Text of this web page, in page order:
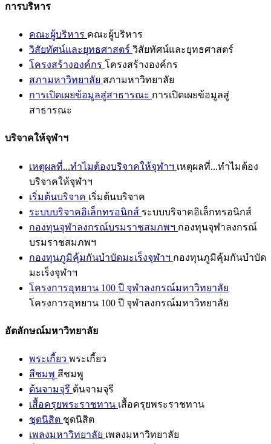
การบริหาร
คณะผู้บริหาร คณะผู้บริหาร
วิสัยทัศน์และยุทธศาสตร์ วิสัยทัศน์และยุทธศาสตร์
โครงสร้างองค์กร โครงสร้างองค์กร
สภามหาวิทยาลัย สภามหาวิทยาลัย
การเปิดเผยข้อมูลสู่สาธารณะ การเปิดเผยข้อมูลสู่
สาธารณะ
บริจาคให้จุฬาฯ
เหตุผลที่...ทำไมต้องบริจาคให้จุฬาฯ เหตุผลที่...ทำไมต้อง
บริจาคให้จุฬาฯ
เริ่มต้นบริจาค เริ่มต้นบริจาค
ระบบบริจาคอิเล็กทรอนิกส์ ระบบบริจาคอิเล็กทรอนิกส์
กองทุนจุฬาลงกรณ์บรมราชสมภพฯ กองทุนจุฬาลงกรณ์
บรมราชสมภพฯ
กองทุนภูมิคุ้มกันบำบัดมะเร็งจุฬาฯ กองทุนภูมิคุ้มกันบำบัด
มะเร็งจุฬาฯ
โครงการอุทยาน 100 ปี จุฬาลงกรณ์มหาวิทยาลัย
โครงการอุทยาน 100 ปี จุฬาลงกรณ์มหาวิทยาลัย
อัตลักษณ์มหาวิทยาลัย
พระเกี้ยว พระเกี้ยว
สีชมพู สีชมพู
ต้นจามจุรี ต้นจามจุรี
เสื้อครุยพระราชทาน เสื้อครุยพระราชทาน
ชุดนิสิต ชุดนิสิต
เพลงมหาวิทยาลัย เพลงมหาวิทยาลัย